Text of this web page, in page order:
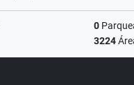
0
3224